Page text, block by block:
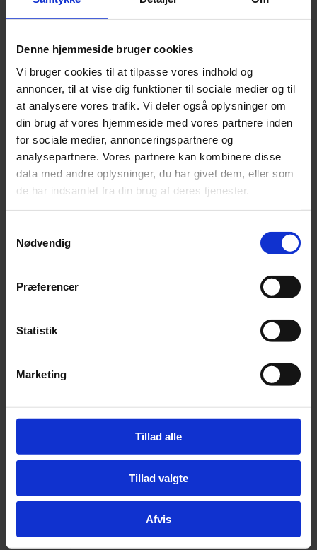
Denne hjemmeside bruger cookies
Vi bruger cookies til at tilpasse vores indhold og
annoncer, til at vise dig funktioner til sociale medier og til
at analysere vores trafik. Vi deler også oplysninger om
din brug af vores hjemmeside med vores partnere inden
for sociale medier, annonceringspartnere og
analysepartnere. Vores partnere kan kombinere disse
data med andre oplysninger, du har givet dem, eller som
de har indsamlet fra din brug af deres tjenester.
Nødvendig
Præferencer
Statistik
Marketing
Tillad alle
Tillad valgte
Afvis
Rosewood4 RYOM80 Salvana15
Science Selective2 Silvalure 1 Skaga4 Småland
4 59 Superfine Manufacturing
Tickless1 Tikki 1 To Gode Naboer3 Treateaters7
Trixie2 Tubidog4 Urtefarm25 Verm-X3
Versele-
Laga 13 Vest Jyllands Andel1 West Paw14 Whesco
Whesco Nature163 Wild on Wildlife1
Ziwipeak5 ZooLac6 Zylkene3
Pris
Alle Tilbud 39Fugl & Fjerkræ 125Hest 540Hund 745Kanin &
Filtre
Viser